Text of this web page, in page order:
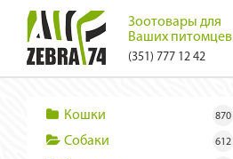
Зоотовары для
Ваших питомцев
(351) 777 12 42
Кошки 870
Собаки 612